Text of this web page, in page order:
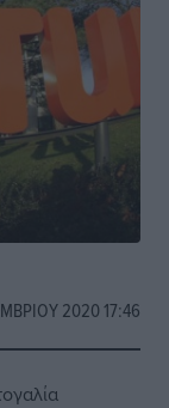
2020 17:46